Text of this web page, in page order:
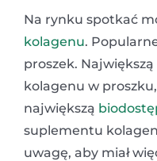
Na rynku spotkać
kolagenu.
proszek.
kolagenu w
największą
suplementu
uwagę, aby miał